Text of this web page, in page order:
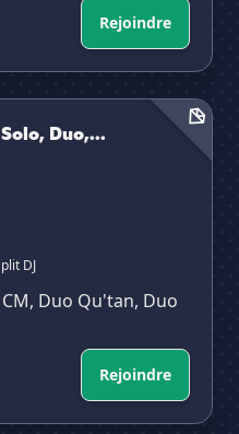
Rejoindre
Duo,...
DJ
Duo Qu'tan, Duo
Rejoindre